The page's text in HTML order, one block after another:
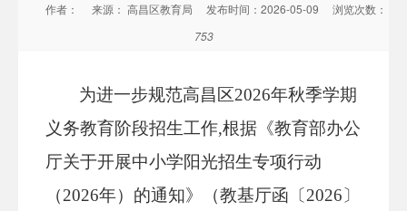
作者： 来源： 高昌区教育局 发布时间：2026-05-09
浏览次数：
753
为进一步规范高昌区2026年秋季学期
义务教育阶段招生工作,根据《教育部办公
厅关于开展中小学阳光招生专项行动
（2026年）的通知》（教基厅函〔2026〕